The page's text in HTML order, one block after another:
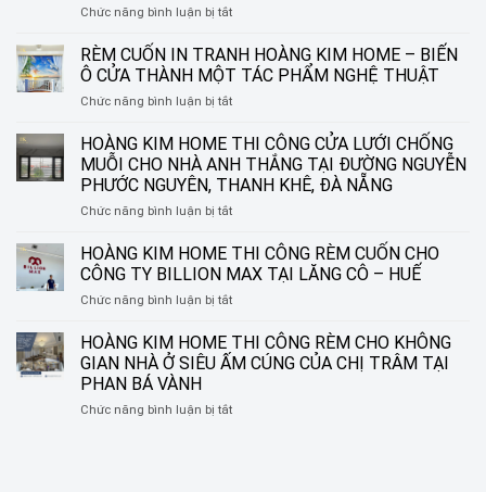
Chức năng bình luận bị tắtở
KIM
HOME
THI
CÔNG
SÁO
NHÔM
TẠI
ĐƯỜNG
NGUYỄN
SẮC,
LIÊN
ĐÀ
RÈM CUỐN IN TRANH HOÀNG KIM HOME – BIẾN
Ô CỬA THÀNH MỘT TÁC PHẨM NGHỆ THUẬT
Chức năng bình luận bị tắtở
CUỐN
IN
TRANH
HOÀNG
KIM
–
BIẾN
Ô
CỬA
MỘT
TÁC
THUẬT
HOÀNG KIM HOME THI CÔNG CỬA LƯỚI CHỐNG
MUỖI CHO NHÀ ANH THẮNG TẠI ĐƯỜNG NGUYỄN
PHƯỚC NGUYÊN, THANH KHÊ, ĐÀ NẴNG
Chức năng bình luận bị tắtở
KIM
HOME
THI
CÔNG
LƯỚI
CHỐNG
NHÀ
HOÀNG KIM HOME THI CÔNG RÈM CUỐN CHO
CÔNG TY BILLION MAX TẠI LĂNG CÔ – HUẾ
Chức năng bình luận bị tắtở
KIM
HOME
THI
RÈM
HOÀNG KIM HOME THI CÔNG RÈM CHO KHÔNG
GIAN NHÀ Ở SIÊU ẤM CÚNG CỦA CHỊ TRÂM TẠI
PHAN BÁ VÀNH
Chức năng bình luận bị tắtở